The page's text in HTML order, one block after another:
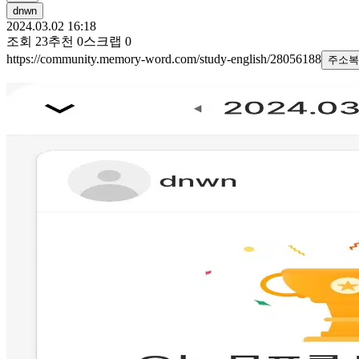
dnwn
2024.03.02 16:18
조회 23추천 0스크랩 0
https://community.memory-word.com/study-english/28056188 주소